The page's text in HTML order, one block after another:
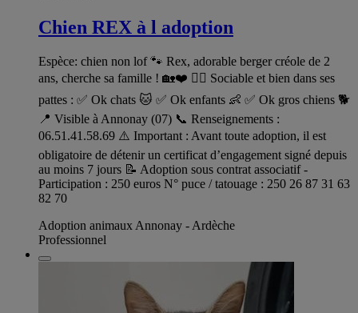
Chien REX à l adoption
Espèce: chien non lof 🐾 Rex, adorable berger créole de 2
ans, cherche sa famille ! 🏡❤️ 🐕‍🦺 Sociable et bien dans ses
pattes : ✅ Ok chats 🐱 ✅ Ok enfants 👶 ✅ Ok gros chiens 🐕
📍 Visible à Annonay (07) 📞 Renseignements :
06.51.41.58.69 ⚠️ Important : Avant toute adoption, il est
obligatoire de détenir un certificat d’engagement signé depuis
au moins 7 jours 📝 Adoption sous contrat associatif -
Participation : 250 euros N° puce / tatouage : 250 26 87 31 63
82 70
Adoption animaux Annonay - Ardèche
Professionnel